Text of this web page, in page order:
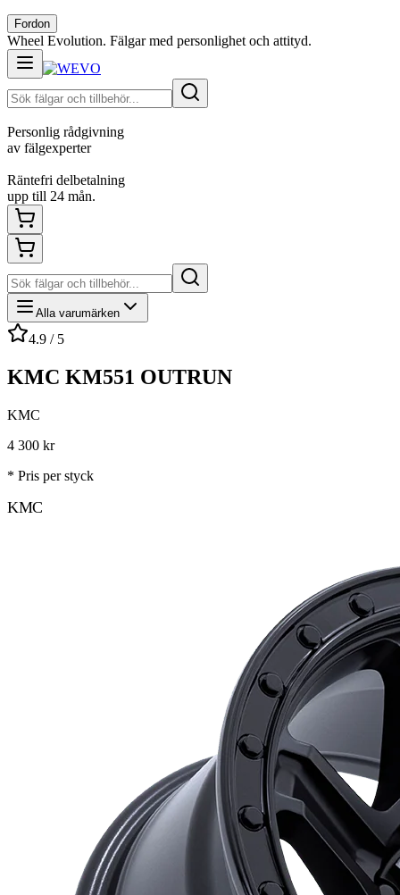
Fordon
Wheel Evolution. Fälgar med personlighet och attityd.
Personlig rådgivning
av fälgexperter
Räntefri delbetalning
upp till 24 mån.
Alla varumärken
4.9 / 5
KMC KM551 OUTRUN
KMC
4 300 kr
* Pris per styck
KMC